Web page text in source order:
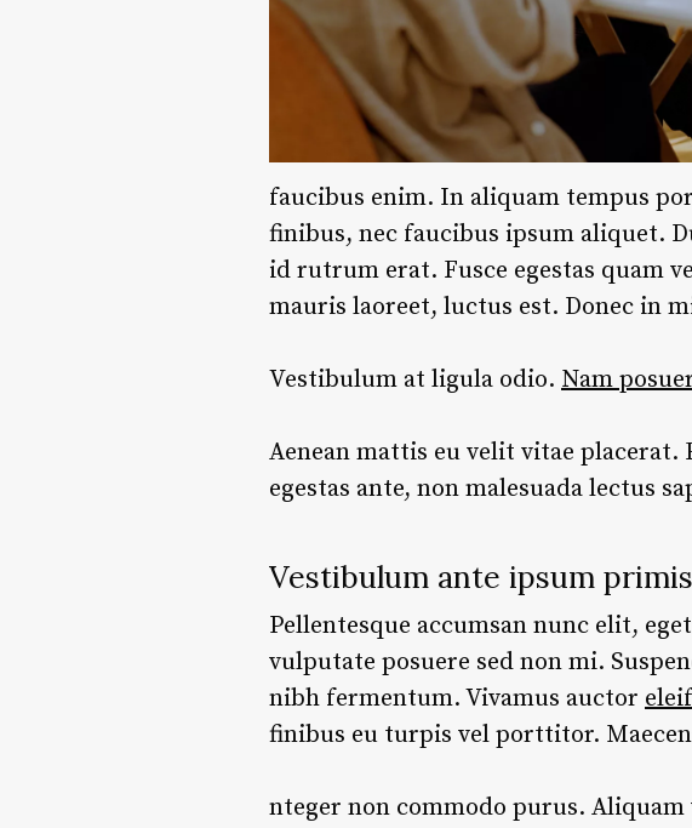
faucibus enim. In aliquam tempus
finibus, nec faucibus ipsum aliquet.
id rutrum erat. Fusce egestas quam
mauris laoreet, luctus est. Donec in
Vestibulum at ligula odio. Nam
Aenean mattis eu velit vitae
egestas ante, non malesuada lectus
Vestibulum ante ipsum primis
Pellentesque accumsan nunc elit,
vulputate posuere sed non mi.
nibh fermentum. Vivamus auctor
finibus eu turpis vel porttitor.
nteger non commodo purus.